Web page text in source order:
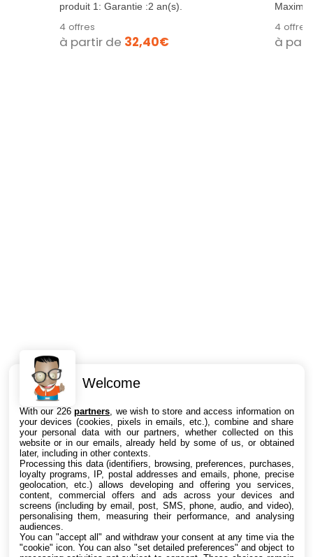
produit 1: Garantie :2 an(s).
produit...
4 offres
à partir de 32,40€
4 offres
à
Intéressant ? Partagez !
Welcome
With our 226partners , we wish to store and access information on
your devices (cookies, pixels in emails, etc.), combine and share
your personal data with our partners, whether collected on this
website or in our emails, already held by some of us, or obtained
later, including in other contexts.
Processing this data (identifiers, browsing, preferences, purchases,
loyalty programs, IP, postal addresses and emails, phone, precise
geolocation, etc.) allows developing and offering you services,
content, commercial offers and ads across your devices and
screens (including by email, post, SMS, phone, audio, and video),
personalising them, measuring their performance, and analysing
audiences.
You can "accept all" and withdraw your consent at any time via the
"cookie" icon. You can also "set detailed preferences" and object to